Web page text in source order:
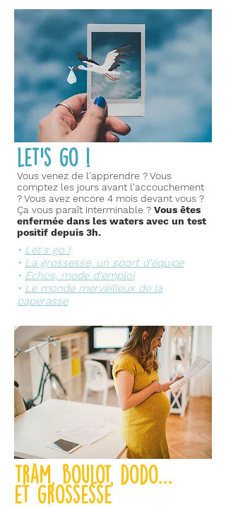
let's go !
Vous venez de l'apprendre ? Vous
comptez les jours avant l'accouchement
? Vous avez encore 4 mois devant vous ?
Ça vous paraît interminable ? Vous êtes
enfermée dans les waters avec un test
positif depuis 3h.
• Let's go !
• La grossesse, un sport d'équipe
• Échos, mode d'emploi
• Le monde merveilleux de la
paperasse
tram, boulot, dodo...
et grossesse